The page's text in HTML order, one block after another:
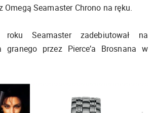
Omegą Seamaster Chrono na ręku.
Seamaster zadebiutował na
granego przez Pierce’a Brosnana w